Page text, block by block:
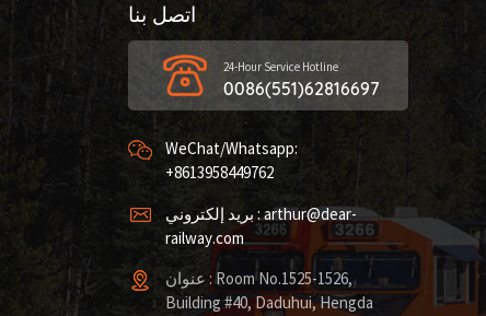
اتصل بنا
24-Hour Service Hotline
0086(551)62816697
WeChat/Whatsapp:
+8613958449762
بريد إلكتروني : arthur@dear-
railway.com
عنوان : Room No.1525-1526,
Building #40, Daduhui, Hengda